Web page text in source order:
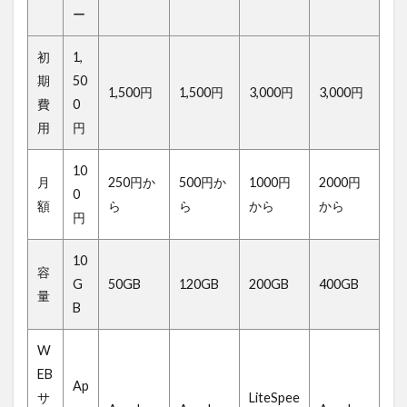
ー
初
期
費
用
1,
50
0
円
1,500円 1,500円 3,000円 3,000円
月
額
10
0
円
250円か
ら
500円か
ら
1000円
から
2000円
から
容
量
10
G
B
50GB 120GB 200GB 400GB
W
EB
サ
Ap
LiteSpee